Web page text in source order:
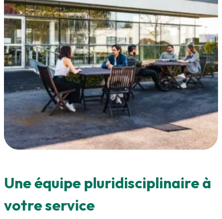
Une équipe pluridisciplinaire à
votre service